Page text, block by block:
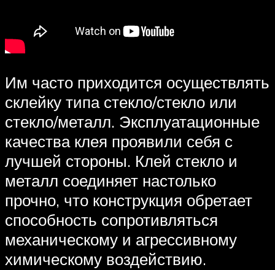
Им часто приходится осуществлять
склейку типа стекло/стекло или
стекло/металл. Эксплуатационные
качества клея проявили себя с
лучшей стороны. Клей стекло и
металл соединяет настолько
прочно, что конструкция обретает
способность сопротивляться
механическому и агрессивному
химическому воздействию.